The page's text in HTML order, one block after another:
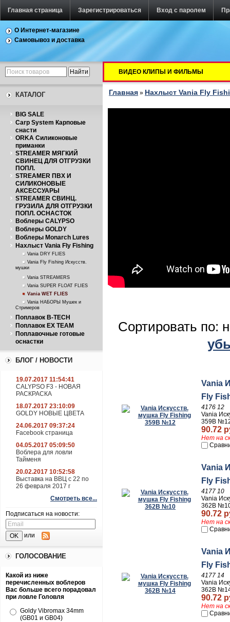
Главная страница Зарегистрироваться Вход с паролем
О Интернет-магазине
Самовывоз и доставка
КАТАЛОГ
BIG SALE
Carp System Карповые
снасти
ORKA Силиконовые
приманки
STREAMER МЯГКИЙ
СВИНЕЦ ДЛЯ ОТГРУЗКИ
ПОПЛ.
STREAMER ПВХ И
СИЛИКОНОВЫЕ
АКСЕССУАРЫ
STREAMER СВИНЦ.
ГРУЗИЛА ДЛЯ ОТГРУЗКИ
ПОПЛ. ОСНАСТОК
Воблеры CALYPSO
Воблеры GOLDY
Воблеры Monarch Lures
Нахлыст Vania Fly Fishing
Vania DRY FLIES
Vania Fly Fishing Искусств.
мушки
Vania STREAMERS
Vania SUPER FLOAT FLIES
Vania WET FLIES
Vania НАБОРЫ Мушек и
Стримеров
Поплавок B-TECH
Поплавок EX TEAM
Поплавочные готовые
оснастки
БЛОГ / НОВОСТИ
19.07.2017 11:54:41
CALYPSO F3 - НОВАЯ
РАСКРАСКА
18.07.2017 23:10:09
GOLDY НОВЫЕ ЦВЕТА
24.06.2017 09:37:24
Facebook страница
04.05.2017 05:09:50
Воблера для ловли
Тайменя
20.02.2017 10:52:58
Выставка на ВВЦ с 22 по
26 февраля 2017 г
Смотреть все...
Подписаться на новости:
или
ГОЛОСОВАНИЕ
Какой из ниже
перечисленных воблеров
Вас больше всего порадовал
при ловле Головля
Goldy Vibromax 34mm
(GB01 и GB04)
ВИДЕО КЛИПЫ И ФИЛЬМЫ
Главная » Нахлыст Vania Fly
Сортировать по:
Vania
Fly
4176 12
Vania
359В
90.72
Нет на
Vania
Fly
4177 10
Vania
362В
90.72
Нет на
Vania
Fly
4177 14
Vania
362В
90.72
Нет на